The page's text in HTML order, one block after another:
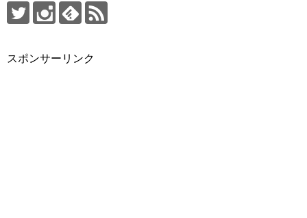
スポンサーリンク